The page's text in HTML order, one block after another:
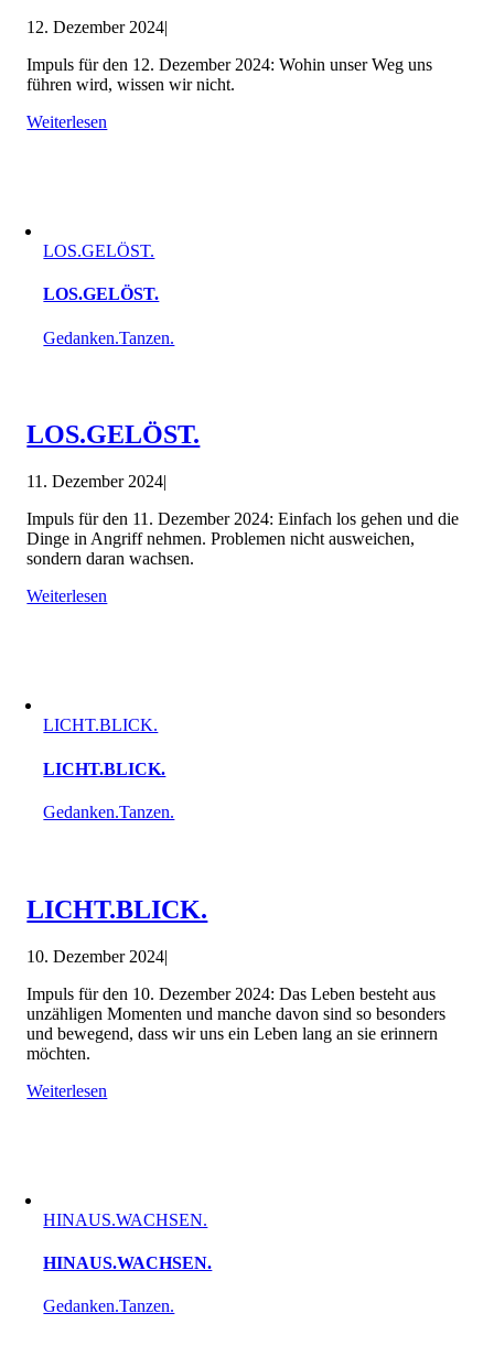
12. Dezember 2024|
Impuls für den 12. Dezember 2024: Wohin unser Weg uns
führen wird, wissen wir nicht.
Weiterlesen
LOS.GELÖST.
LOS.GELÖST.
Gedanken.Tanzen.
LOS.GELÖST.
11. Dezember 2024|
Impuls für den 11. Dezember 2024: Einfach los gehen und die
Dinge in Angriff nehmen. Problemen nicht ausweichen,
sondern daran wachsen.
Weiterlesen
LICHT.BLICK.
LICHT.BLICK.
Gedanken.Tanzen.
LICHT.BLICK.
10. Dezember 2024|
Impuls für den 10. Dezember 2024: Das Leben besteht aus
unzähligen Momenten und manche davon sind so besonders
und bewegend, dass wir uns ein Leben lang an sie erinnern
möchten.
Weiterlesen
HINAUS.WACHSEN.
HINAUS.WACHSEN.
Gedanken.Tanzen.